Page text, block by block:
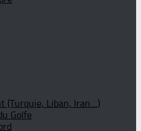
(Turquie, Liban, Iran…)
Golfe